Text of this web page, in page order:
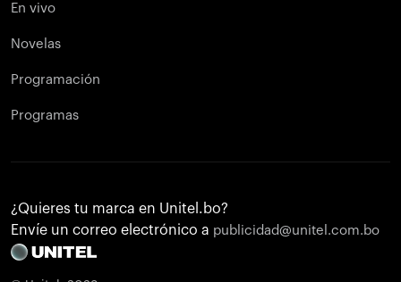
En vivo
Novelas
Programación
Programas
¿Quieres tu marca en Unitel.bo?
Envíe un correo electrónico a publicidad@unitel.com.bo